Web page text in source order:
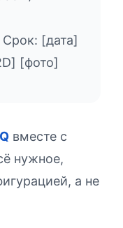
[дата]
[фото]
вместе с
нужное,
а не